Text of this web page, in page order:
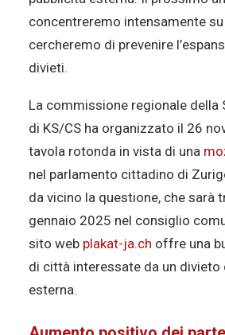
concentreremo intensamente
cercheremo di prevenire
divieti.
La commissione regionale della
di KS/CS ha organizzato il 26
tavola rotonda in vista di una
nel parlamento cittadino di
da vicino la questione, che sarà
gennaio 2025 nel consiglio
sito web plakat-ja.ch offre una
di città interessate da un divieto
esterna.